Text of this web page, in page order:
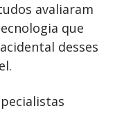
avaliaram
que
desses